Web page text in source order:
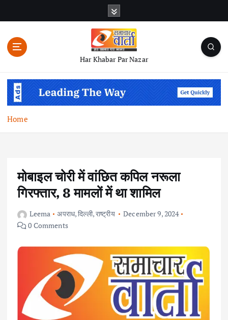
n
Har Khabar Par Nazar
Home
मोबाइल चोरी में वांछित कपिल नरूला
गिरफ्तार, 8 मामलों में था शामिल
Leema अपराध,दिल्ली,राष्ट्रीय
December 9, 2024
0 Comments